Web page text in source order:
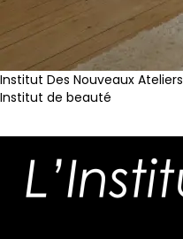
Institut Des Nouveaux Ateliers
Institut de beauté